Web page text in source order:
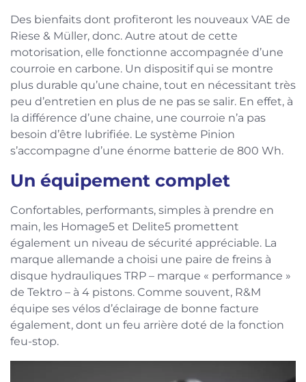
Des bienfaits dont profiteront les nouveaux VAE de
Riese & Müller, donc. Autre atout de cette
motorisation, elle fonctionne accompagnée d’une
courroie en carbone. Un dispositif qui se montre
plus durable qu’une chaine, tout en nécessitant très
peu d’entretien en plus de ne pas se salir. En effet, à
la différence d’une chaine, une courroie n’a pas
besoin d’être lubrifiée. Le système Pinion
s’accompagne d’une énorme batterie de 800 Wh.
Un équipement complet
Confortables, performants, simples à prendre en
main, les Homage5 et Delite5 promettent
également un niveau de sécurité appréciable. La
marque allemande a choisi une paire de freins à
disque hydrauliques TRP – marque « performance »
de Tektro – à 4 pistons. Comme souvent, R&M
équipe ses vélos d’éclairage de bonne facture
également, dont un feu arrière doté de la fonction
feu-stop.